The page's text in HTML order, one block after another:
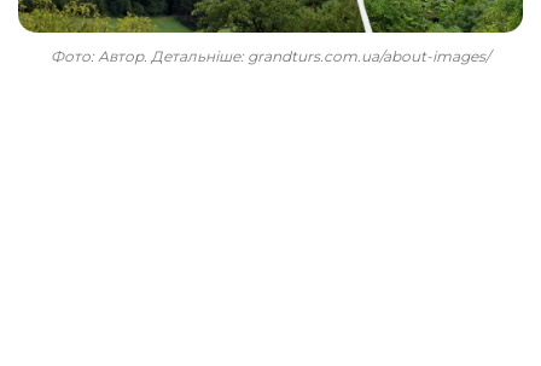
Фото: Автор. Детальніше: grandturs.com.ua/about-images/